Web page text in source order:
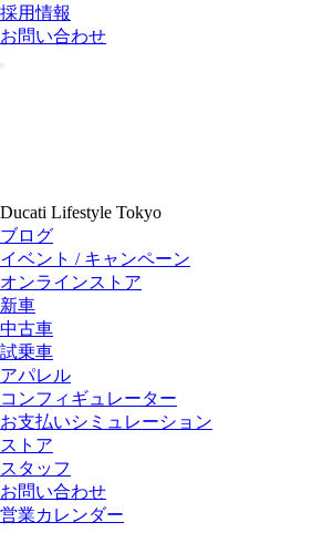
採用情報
お問い合わせ
Ducati Lifestyle Tokyo
ブログ
イベント / キャンペーン
オンラインストア
新車
中古車
試乗車
アパレル
コンフィギュレーター
お支払いシミュレーション
ストア
スタッフ
お問い合わせ
営業カレンダー